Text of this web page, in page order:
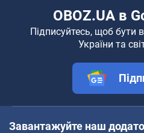
OBOZ.UA в
Підписуйтесь, щоб бути
України та
Завантажуйте наш